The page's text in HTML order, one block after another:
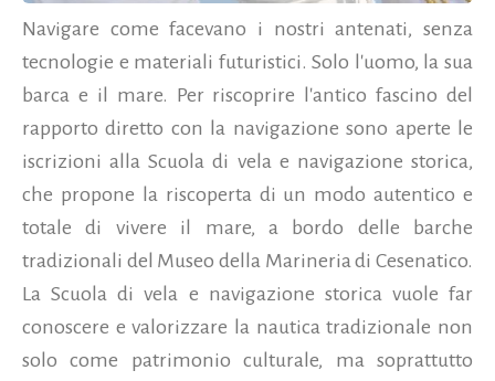
Navigare come facevano i nostri antenati, senza
tecnologie e materiali futuristici. Solo l'uomo, la sua
barca e il mare. Per riscoprire l'antico fascino del
rapporto diretto con la navigazione sono aperte le
iscrizioni alla Scuola di vela e navigazione storica,
che propone la riscoperta di un modo autentico e
totale di vivere il mare, a bordo delle barche
tradizionali del Museo della Marineria di Cesenatico.
La Scuola di vela e navigazione storica vuole far
conoscere e valorizzare la nautica tradizionale non
solo come patrimonio culturale, ma soprattutto